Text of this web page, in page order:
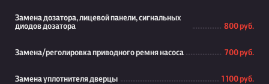
Замена дозатора, лицевой панели, сигнальных
диодов дозатора
800 руб.
Замена/реголировка приводного ремня насоса 700 руб.
Замена уплотнителя дверцы 1 100 руб.